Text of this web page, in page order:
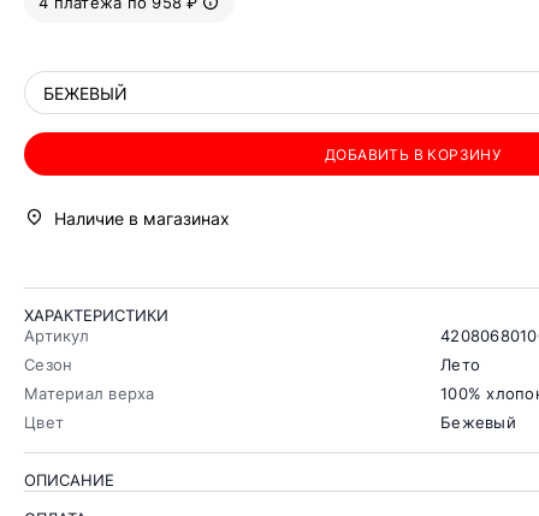
БЕЖЕВЫЙ
ДОБАВИТЬ В КОРЗИНУ
Наличие в магазинах
ХАРАКТЕРИСТИКИ
Артикул
Сезон
Лето
Материал верха
100%
Цвет
Бежевый
ОПИСАНИЕ